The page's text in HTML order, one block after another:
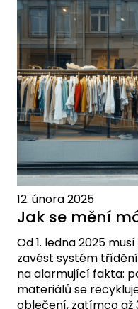
Jak se mění
12. února 2025
Od 1. ledna 2025
zavést systém
na alarmující fakta:
materiálů se
oblečení, zatímco až